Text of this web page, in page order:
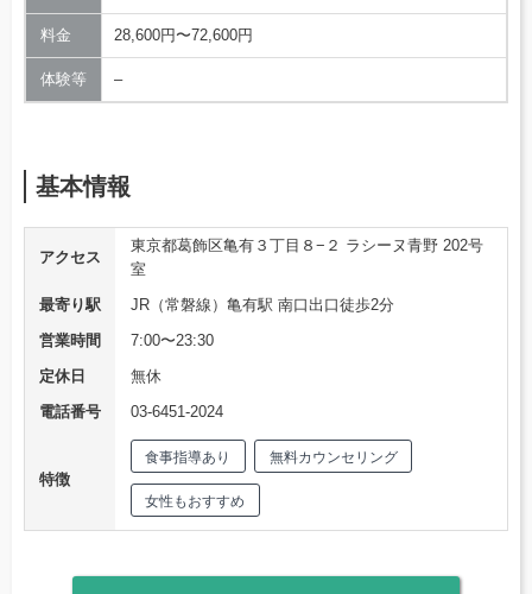
料金 28,600円〜72,600円
体験等 –
基本情報
アクセス
東京都葛飾区亀有３丁目８−２ ラシーヌ青野 202号
室
最寄り駅
JR（常磐線）亀有駅 南口出口徒歩2分
営業時間
7:00〜23:30
定休日
無休
電話番号
03-6451-2024
特徴
食事指導あり 無料カウンセリング
女性もおすすめ